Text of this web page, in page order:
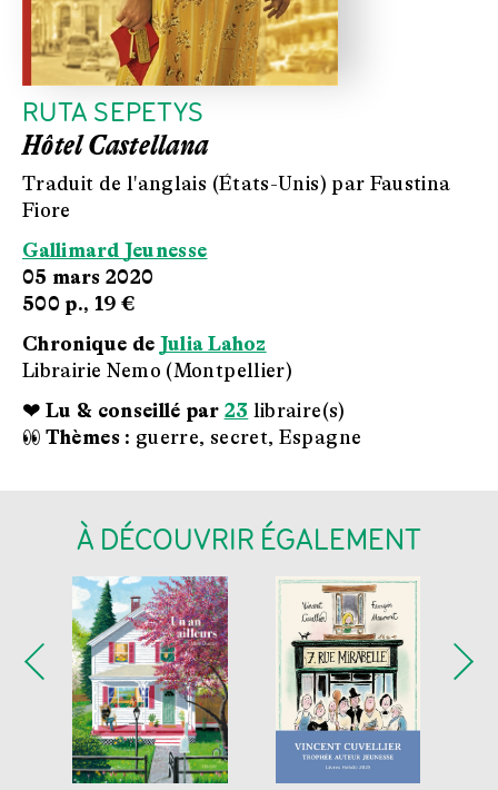
RUTA SEPETYS
Hôtel Castellana
Traduit de l'anglais (États-Unis) par Faustina
Fiore
Gallimard Jeunesse
05 mars 2020
500 p., 19 €
Chronique de Julia Lahoz
Librairie Nemo (Montpellier)
❤ Lu & conseillé par 23 libraire(s)
👀 Thèmes : guerre, secret, Espagne
À DÉCOUVRIR ÉGALEMENT